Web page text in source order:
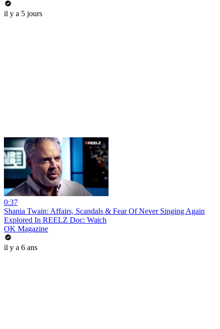
il y a 5 jours
0:37
Shania Twain: Affairs, Scandals & Fear Of Never Singing Again
Explored In REELZ Doc: Watch
OK Magazine
il y a 6 ans